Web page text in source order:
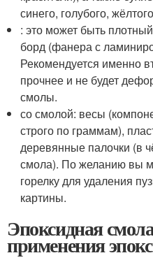
синего, голубого,
: это может быть
борд (фанера с
Рекомендуется именно
прочнее и не будет
смолы.
со смолой: весы
строго по граммам),
деревянные палочки (в
смола). По желанию вы
горелку для удаления
картины.
Эпоксидная
применения